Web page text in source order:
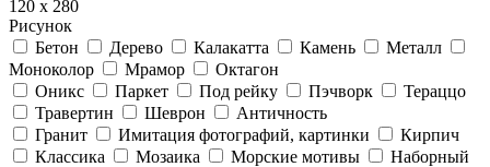
120 x 280
Рисунок
Бетон
Дерево Калакатта Камень
Металл
Моноколор
Мрамор
Октагон
Оникс
Паркет Под рейку Пэчворк
Тераццо
Травертин
Шеврон
Античность
Гранит
Имитация фотографий, картинки
Кирпич
Классика
Мозаика Морские мотивы
Наборный